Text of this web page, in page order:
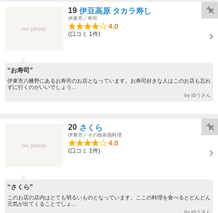
19 伊豆高原 タカラ寿し
伊東市／寿司
4.0
(口コミ 1件)
“お寿司”
伊東市八幡野にあるお寿司のお店となっています。お寿司好きな人はこのお店も忘れ
ずに行くのがいいでしょう...
by ゆうさん
20 さくら
伊東市／その他各国料理
4.0
(口コミ 1件)
“さくら”
このお店の店内はとても明るいものとなっています。ここの料理を食べるとどんどん
元気が出てくることでしょ...
by ゆうさん